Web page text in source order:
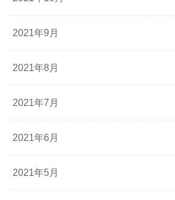
2021年9月
2021年8月
2021年7月
2021年6月
2021年5月